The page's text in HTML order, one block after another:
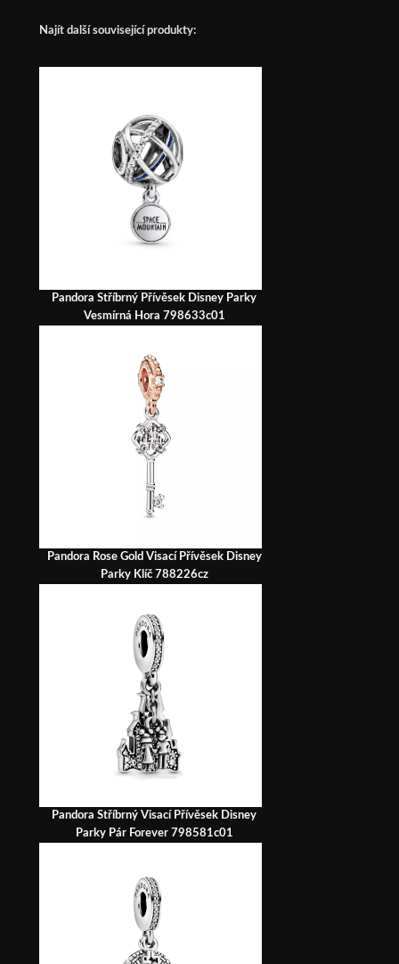
Najít další související produkty:
Pandora Stříbrný Přívěsek Disney Parky
Vesmírná Hora 798633c01
Pandora Rose Gold Visací Přívěsek Disney
Parky Klíč 788226cz
Pandora Stříbrný Visací Přívěsek Disney
Parky Pár Forever 798581c01